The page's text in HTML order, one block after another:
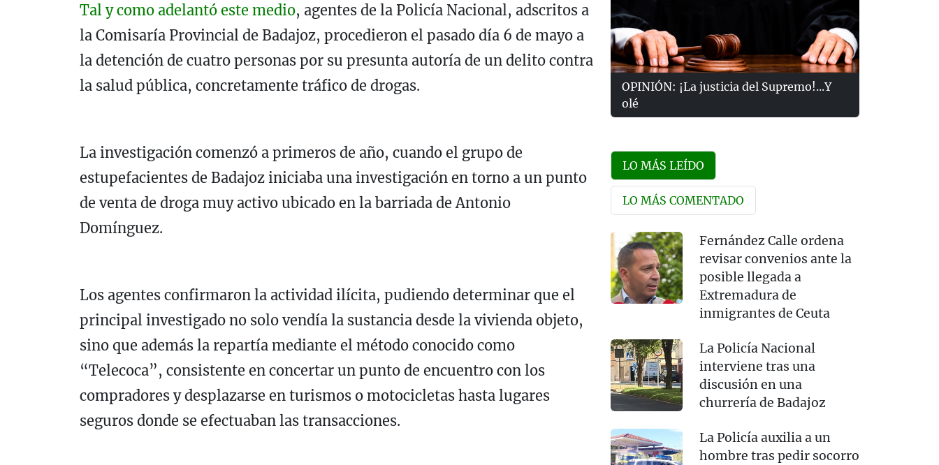
Tal y como adelantó este medio, agentes de la Policía Nacional, adscritos a
la Comisaría Provincial de Badajoz, procedieron el pasado día 6 de mayo a
la detención de cuatro personas por su presunta autoría de un delito contra
la salud pública, concretamente tráfico de drogas.
La investigación comenzó a primeros de año, cuando el grupo de
estupefacientes de Badajoz iniciaba una investigación en torno a un punto
de venta de droga muy activo ubicado en la barriada de Antonio
Domínguez.
Los agentes confirmaron la actividad ilícita, pudiendo determinar que el
principal investigado no solo vendía la sustancia desde la vivienda objeto,
sino que además la repartía mediante el método conocido como
“Telecoca”, consistente en concertar un punto de encuentro con los
compradores y desplazarse en turismos o motocicletas hasta lugares
seguros donde se efectuaban las transacciones.
OPINIÓN: ¡La justicia del Supremo!...Y
olé
LO MÁS LEÍDO
LO MÁS COMENTADO
Fernández Calle ordena
revisar convenios ante la
posible llegada a
Extremadura de
inmigrantes de Ceuta
La Policía Nacional
interviene tras una
discusión en una
churrería de Badajoz
La Policía auxilia a un
hombre tras pedir socorro